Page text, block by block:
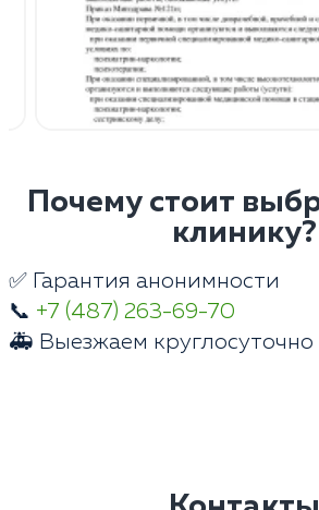
Почему стоит
клинику?
✅ Гарантия анонимности
📞 +7 (487) 263-69-70
🚑 Выезжаем круглосуточно